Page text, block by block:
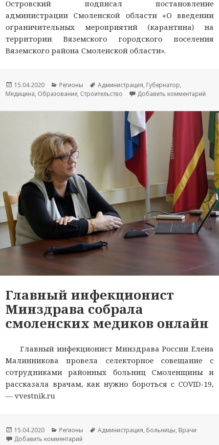
Островский подписал постановление
администрации Смоленской области «О введении
ограничительных мероприятий (карантина) на
территории Вяземского городского поселения
Вяземского района Смоленской области».
Опубликовано
15.04.2020 Рубрики
Регионы Метки
Администрация, Губернатор,
Медицина, Образование, Строительство Добавить комментарий
Главный инфекционист
Минздрава собрала
смоленских медиков онлайн
Главный инфекционист Минздрава России Елена
Малинникова провела селекторное совещание с
сотрудниками районных больниц Смоленщины и
рассказала врачам, как нужно бороться с COVID-19,
— vvestnik.ru
Опубликовано
15.04.2020 Рубрики
Регионы Метки
Администрация, Больницы, Врачи
Добавить комментарий